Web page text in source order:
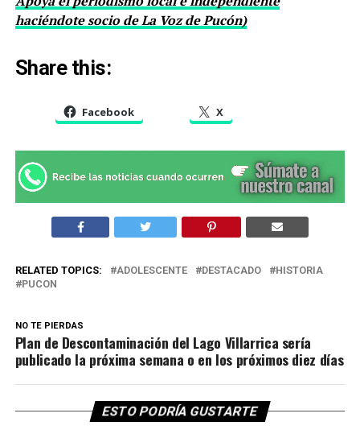
haciéndote socio de La Voz de Pucón)
Share this:
Facebook X
RELATED TOPICS: ADOLESCENTE DESTACADO
HISTORIA
PUCON
NO TE PIERDAS
Plan de Descontaminación del Lago Villarrica sería
publicado la próxima semana o en los próximos diez días
ESTO PODRÍA GUSTARTE